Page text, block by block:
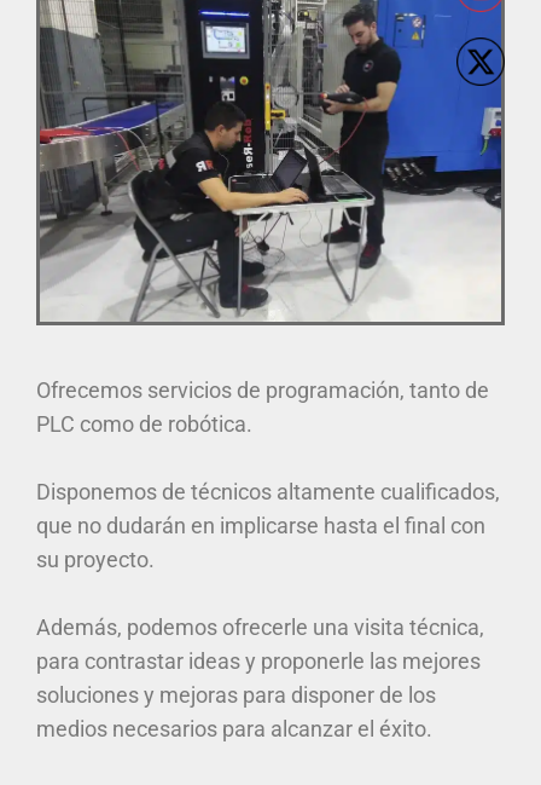
Ofrecemos servicios de programación, tanto de
PLC como de robótica.
Disponemos de técnicos altamente cualificados,
que no dudarán en implicarse hasta el final con
su proyecto.
Además, podemos ofrecerle una visita técnica,
para contrastar ideas y proponerle las mejores
soluciones y mejoras para disponer de los
medios necesarios para alcanzar el éxito.